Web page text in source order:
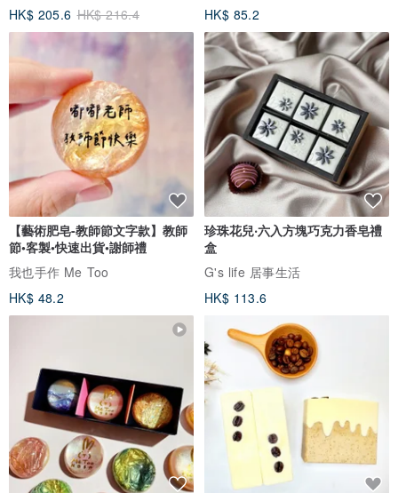
HK$ 205.6 HK$ 216.4
HK$ 85.2
【藝術肥皂-教師節文字款】教師
節•客製•快速出貨•謝師禮
我也手作 Me Too
HK$ 48.2
珍珠花兒‧六入方塊巧克力香皂禮
盒
G's life 居事生活
HK$ 113.6